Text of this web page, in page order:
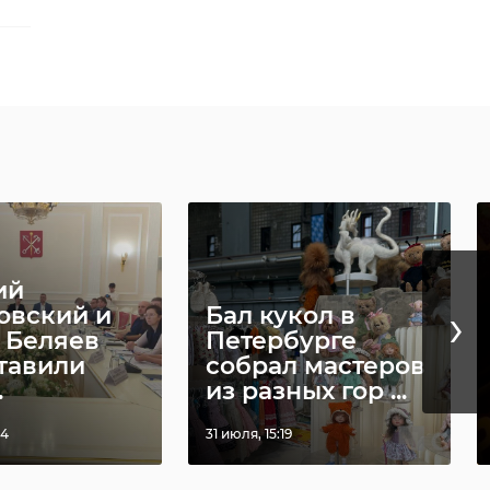
и
Бал кукол в
Петербурге
собрал мастеров
из разных гор ...
31 июля, 15:19
›